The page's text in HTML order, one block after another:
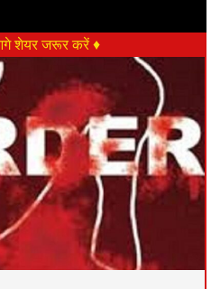
शेयर जरूर करें ♦